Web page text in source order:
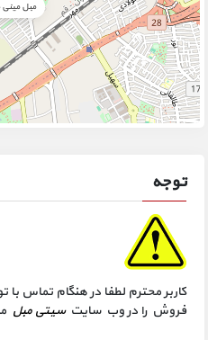
مبل
توجه
کاربر محترم لطفا در هنگام تماس با
فروش را در وب سایتسیتی مبل